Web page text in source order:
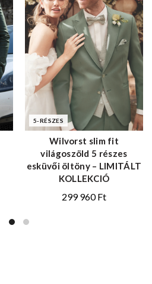
5-RÉSZES
Wilvorst slim fit
világoszöld 5 részes
esküvői öltöny – LIMITÁLT
KOLLEKCIÓ
299 960Ft